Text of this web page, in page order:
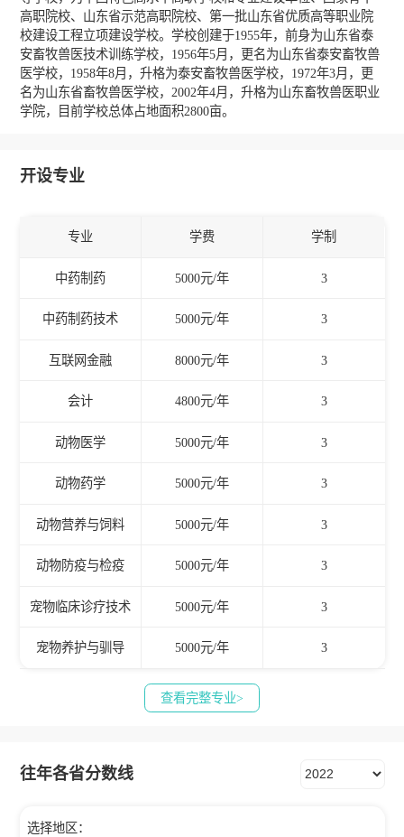
高职院校、山东省示范高职院校、第一批山东省优质高等职业院
校建设工程立项建设学校。学校创建于1955年，前身为山东省泰
安畜牧兽医技术训练学校，1956年5月，更名为山东省泰安畜牧兽
医学校，1958年8月，升格为泰安畜牧兽医学校，1972年3月，更
名为山东省畜牧兽医学校，2002年4月，升格为山东畜牧兽医职业
学院，目前学校总体占地面积2800亩。
开设专业
专业 学费 学制
中药制药 5000元/年 3
中药制药技术 5000元/年 3
互联网金融 8000元/年 3
会计 4800元/年 3
动物医学 5000元/年 3
动物药学 5000元/年 3
动物营养与饲料 5000元/年 3
动物防疫与检疫 5000元/年 3
宠物临床诊疗技术 5000元/年 3
宠物养护与驯导 5000元/年 3
查看完整专业>
往年各省分数线
选择地区：